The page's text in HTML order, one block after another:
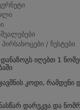
/ ჩუსტები
დანაზოგს იღებთ 1
კოდი, რამდენი
დარეკვა და